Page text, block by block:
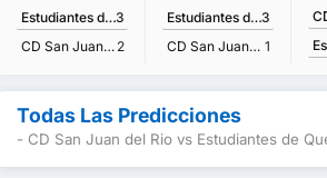
Estudiantes de Queretaro FC3
CD San Juan del Rio 2
Estudiantes de Queretaro FC3
CD San Juan del Rio 1
Todas Las Predicciones
- CD San Juan del Rio vs Estudiantes de